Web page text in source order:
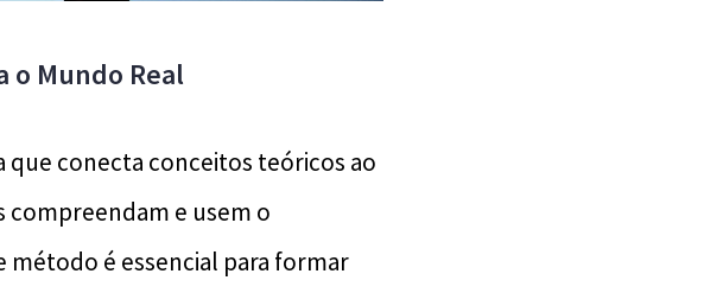
o Mundo Real
que conecta conceitos teóricos ao
e usem o
método é essencial para formar